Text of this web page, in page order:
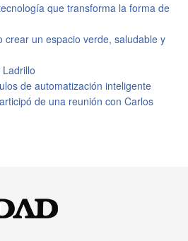
que transforma la forma de
crear un espacio verde, saludable y
de automatización inteligente
de una reunión con Carlos